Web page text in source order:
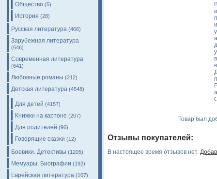
Общество (5)
История (28)
Русская литература (466)
Зарубежная литература
(646)
Современная литература
(641)
Любовные романы (212)
Детская литература (4548)
Для детей (4157)
Книжки на картоне (207)
Для родителей (96)
Говорящие сказки (12)
Боевики. Детективы (1205)
Мемуары. Биографии (192)
Еврейская литература (107)
Товар был
Отзывы покупателей:
В настоящее время отзывов нет.